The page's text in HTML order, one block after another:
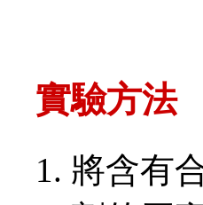
實驗方法
將含有